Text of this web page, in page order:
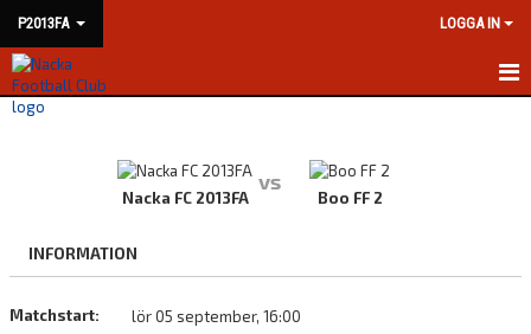
P2013FA LOGGA IN
HEM
MATCHER
TRUPPEN
Nacka FC 2013FA
vs
Boo FF 2
INFORMATION
Matchstart:
lör 05 september, 16:00